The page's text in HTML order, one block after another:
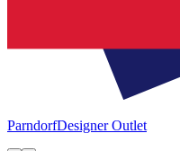
ParndorfDesigner Outlet